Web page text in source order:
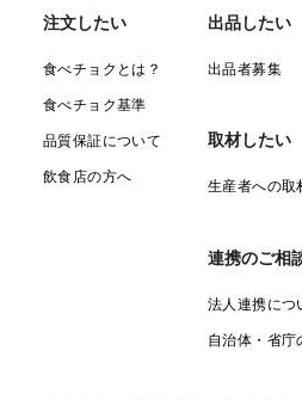
注文したい
食べチョクとは？
食べチョク基準
品質保証について
飲食店の方へ
出品したい
出品者募集
取材したい
生産者への取
連携のご相
法人連携につ
自治体・省庁